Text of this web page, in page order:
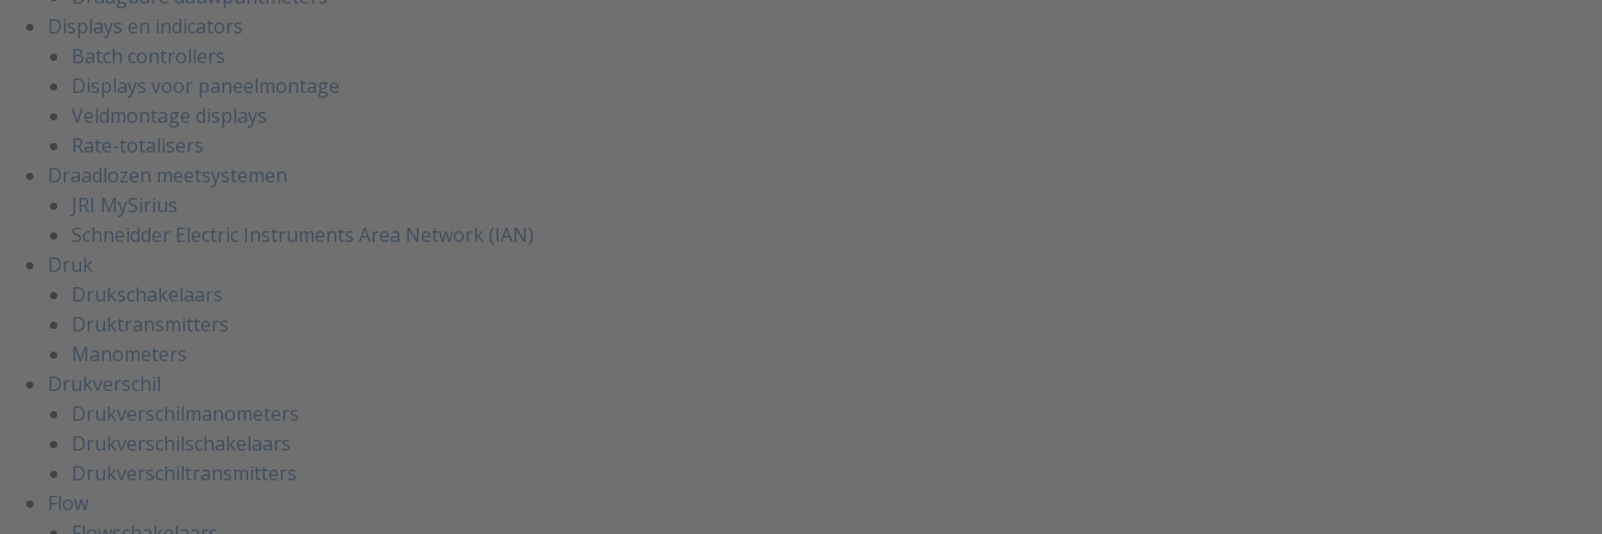
Displays en indicators
Batch controllers
Displays voor paneelmontage
Veldmontage displays
Rate-totalisers
Draadlozen meetsystemen
JRI MySirius
Schneidder Electric Instruments Area Network (IAN)
Druk
Drukschakelaars
Druktransmitters
Manometers
Drukverschil
Drukverschilmanometers
Drukverschilschakelaars
Drukverschiltransmitters
Flow